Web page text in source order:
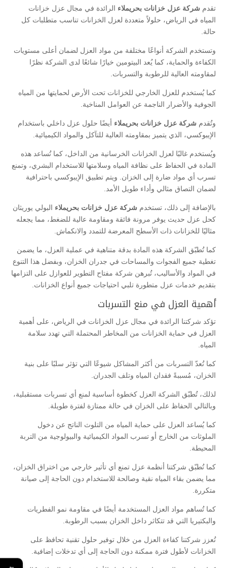
تقدم شركة عزل خزانات بحريملاء الرائدة في مجال عزل خزانات
المياه في الرياض، حلولاً متعددة لعزل الخزانات تناسب متطلبات كل
حالة.
وتستخدم الشركة أنواعًا مختلفة من مواد العزل لضمان أعلى مستويات
الكفاءة والحماية، كما يُعد البيتومين خيارًا شائعًا لدى الشركة نظرًا
لمقاومته العالية للرطوبة والتسربات.
كما يُستخدم للعزل الخارجي للخزانات تحت الأرض لحمايتها من المياه
الجوفية والأضرار الناجمة عن العوامل المناخية.
وتُقدم شركة عزل خزانات بحريملاء أيضًا حلول عزل داخلي باستخدام
الإيبوكسي، الذي يتميز بمقاومته العالية للتآكل والمواد الكيميائية.
ويُستخدم غالبًا لعزل الخزانات الخرسانية من الداخل، كما تُساعد هذه
المادة في الحفاظ على نظافة المياه وسلامتها للاستخدام البشري، وتمنع
تسرب أي مواد ضارة إلى الخزان. ويتم تطبيق الإيبوكسي باحترافية
لضمان التصاق مثالي وأداء طويل الأمد.
بالإضافة إلى ذلك، تستخدم شركة عزل خزانات بحريملاء البولي يوريثان
كحل عزل حديث يوفر مرونة فائقة ومقاومة عالية للضغط، مما يجعله
مثاليًا للخزانات ذات الأسطح المعرضة للتمدد والانكماش.
كما تُطبّق الشركة هذه المادة بدقة متناهية في عملية العزل، ما يضمن
تغطية جميع الفجوات والمساحات في جدران الخزان، وبفضل هذا التنوع
في المواد والأساليب، تُبرهن شركة مفتاح التطوير للعوازل على التزامها
بتقديم خدمات عزل متطورة تلبي احتياجات جميع أنواع الخزانات.
أهمية العزل في منع التسربات
تؤكد شركتنا الرائدة في مجال عزل الخزانات في الرياض، على أهمية
العزل في حماية الخزانات من المخاطر المحتملة التي تهدد سلامة
المياه.
كما تُعدّ التسربات من أكثر المشاكل شيوعًا التي تؤثر سلبًا على بنية
الخزان، مُسببةً فقدان المياه وتلف الجدران.
لذلك، تُطبّق الشركة العزل كخطوة أساسية لمنع أي تسربات مستقبلية،
وبالتالي الحفاظ على الخزان في حالة ممتازة لفترة طويلة.
كما يُساعد العزل على حماية المياه من التلوث الناتج عن دخول
الملوثات من الخارج أو تسرب المواد الكيميائية والبيولوجية من التربة
المحيطة.
كما تُطبّق شركتنا أنظمة عزل تمنع أي تأثير خارجي من اختراق الخزان،
مما يضمن بقاء المياه نقية وصالحة للاستخدام دون الحاجة إلى صيانة
متكررة.
كما تُساهم مواد العزل المستخدمة أيضًا في مقاومة نمو الفطريات
والبكتيريا التي قد تتكاثر داخل الخزان بسبب الرطوبة.
تُعزز شركتنا كفاءة العزل من خلال توفير حلول تقنية تحافظ على
الخزانات لأطول فترة ممكنة دون الحاجة إلى أي تدخلات إضافية.
←